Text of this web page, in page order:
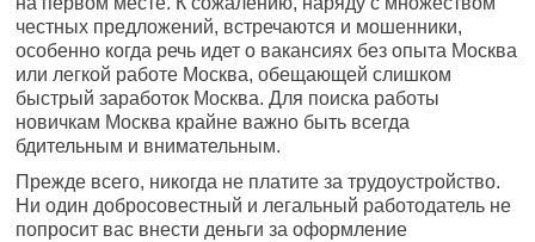
честных предложений, встречаются и мошенники,
особенно когда речь идет о вакансиях без опыта Москва
или легкой работе Москва, обещающей слишком
быстрый заработок Москва. Для поиска работы
новичкам Москва крайне важно быть всегда
бдительным и внимательным.
Прежде всего, никогда не платите за трудоустройство.
Ни один добросовестный и легальный работодатель не
попросит вас внести деньги за оформление